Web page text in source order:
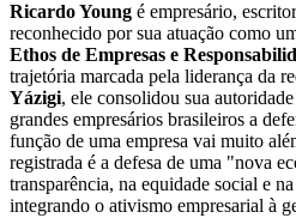
Ricardo Young é empresário,
reconhecido por sua atuação como
Ethos de Empresas e
trajetória marcada pela liderança da
Yázigi, ele consolidou sua
grandes empresários brasileiros a
função de uma empresa vai muito
registrada é a defesa de uma "nova
transparência, na equidade social e
integrando o ativismo empresarial à